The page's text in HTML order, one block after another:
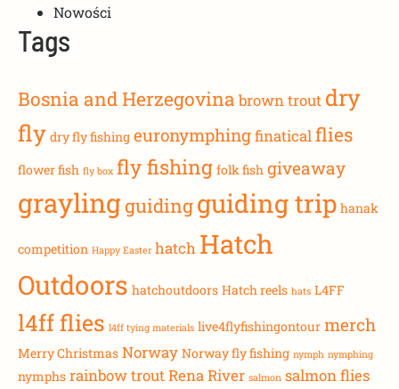
Nowości
Tags
Bosnia and Herzegovina brown trout dry
fly dry fly fishing euronymphingfinaticalflies
flower fish fly box fly fishing folk fish giveaway
graylingguidingguiding trip hanak
competition Happy Easter hatch Hatch
Outdoors hatchoutdoors Hatch reels hats L4FF
l4ff flies l4ff tying materials live4flyfishingontour merch
Merry Christmas Norway Norway fly fishing nymph nymphing
nymphs rainbow troutRena River salmon salmon flies